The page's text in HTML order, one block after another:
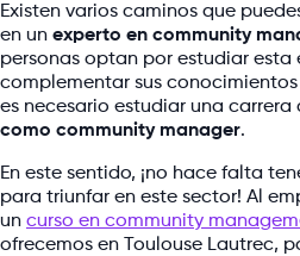
Existen varios caminos que
en un experto en community
personas optan por estudiar
complementar sus
es necesario estudiar una
como community manager.
En este sentido, ¡no hace falta
para triunfar en este sector! Al
un curso en community
ofrecemos en Toulouse Lautrec,